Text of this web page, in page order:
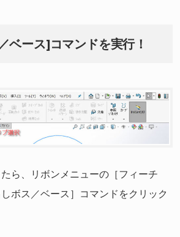
ベース]コマンドを実行！
ら、リボンメニューの［フィーチ
ボス／ベース］コマンドをクリック